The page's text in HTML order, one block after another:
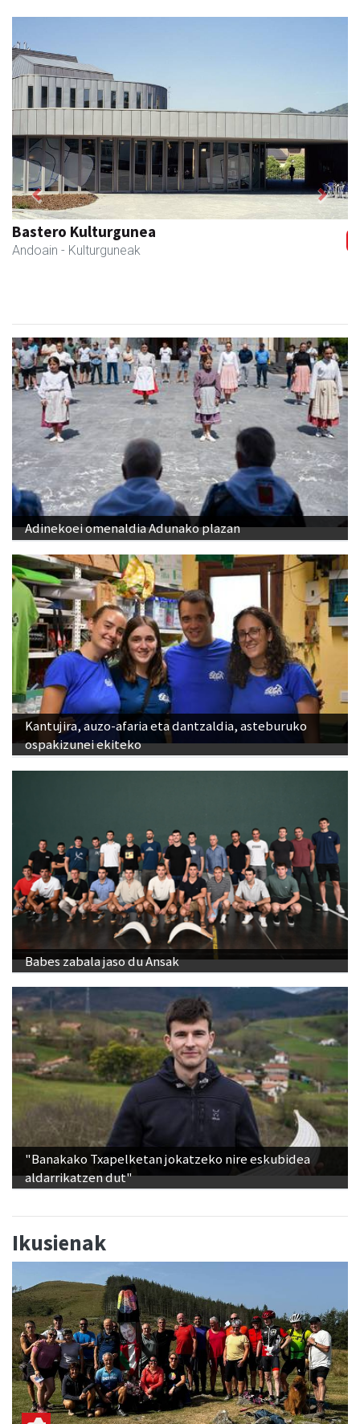
Akam espazioa
Amasa-Villabona - Arropa-dendak
Previous Next
Adinekoei omenaldia Adunako plazan
Kantujira, auzo-afaria eta dantzaldia, asteburuko
ospakizunei ekiteko
Babes zabala jaso du Ansak
"Banakako Txapelketan jokatzeko nire eskubidea
aldarrikatzen dut"
Ikusienak